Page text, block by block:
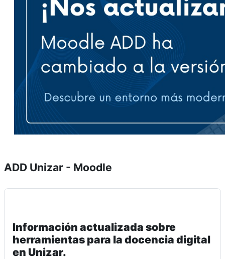
ADD Unizar - Moodle
Información actualizada sobre
herramientas para la docencia digital
en Unizar.